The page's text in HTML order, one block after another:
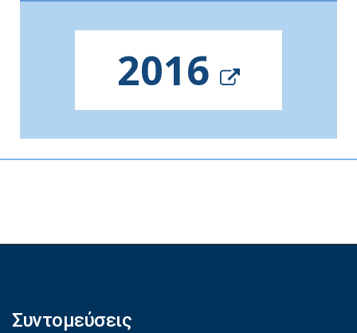
2016
Συντομεύσεις